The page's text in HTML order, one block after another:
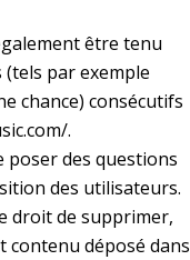
être tenu
par exemple
chance) consécutifs
.
poser des questions
des utilisateurs.
droit de supprimer,
contenu déposé dans